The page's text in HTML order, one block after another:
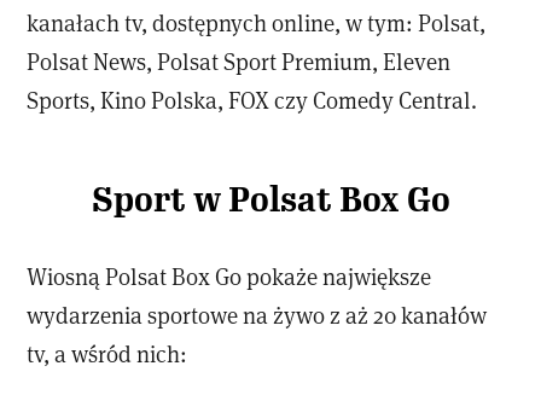
kanałach tv, dostępnych online, w tym: Polsat,
Polsat News, Polsat Sport Premium, Eleven
Sports, Kino Polska, FOX czy Comedy Central.
Sport w Polsat Box Go
Wiosną Polsat Box Go pokaże największe
wydarzenia sportowe na żywo z aż 20 kanałów
tv, a wśród nich: